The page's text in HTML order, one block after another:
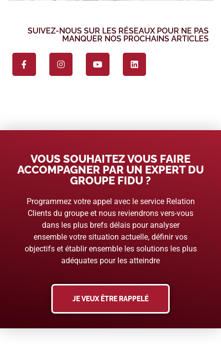
SUIVEZ-NOUS SUR LES RÉSEAUX POUR NE PAS
MANQUER NOS PROCHAINS ARTICLES
VOUS SOUHAITEZ VOUS FAIRE
ACCOMPAGNER PAR UN EXPERT DU
GROUPE FIDU ?
Programmez votre appel avec le service Relation
Clients du groupe et nous reviendrons vers-vous
dans les plus brefs délais pour analyser
ensemble votre situation actuelle, définir vos
objectifs et établir ensemble les solutions les plus
adéquates pour les atteindre
JE VEUX ÊTRE RAPPELÉ